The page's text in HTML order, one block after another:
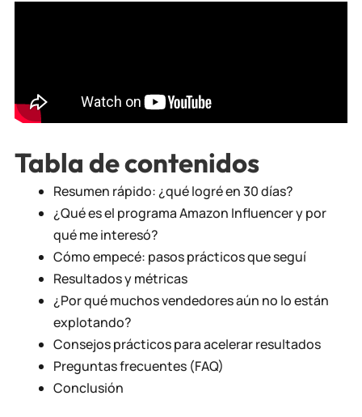
Tabla de contenidos
Resumen rápido: ¿qué logré en 30 días?
¿Qué es el programa Amazon Influencer y por
qué me interesó?
Cómo empecé: pasos prácticos que seguí
Resultados y métricas
¿Por qué muchos vendedores aún no lo están
explotando?
Consejos prácticos para acelerar resultados
Preguntas frecuentes (FAQ)
Conclusión